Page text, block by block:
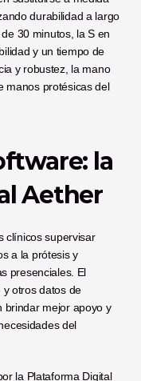
durabilidad a largo
30 minutos, la S en
y un tiempo de
y robustez, la mano
manos protésicas del
la
Aether
clínicos supervisar
a la prótesis y
presenciales. El
y otros datos de
brindar mejor apoyo y
del
la Plataforma Digital